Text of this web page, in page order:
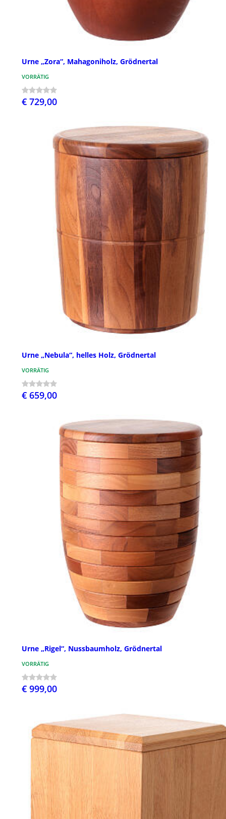
Urne „Zora“, Mahagoniholz, Grödnertal
VORRÄTIG
€ 729,00
Urne „Nebula“, helles Holz, Grödnertal
VORRÄTIG
€ 659,00
Urne „Rigel“, Nussbaumholz, Grödnertal
VORRÄTIG
€ 999,00